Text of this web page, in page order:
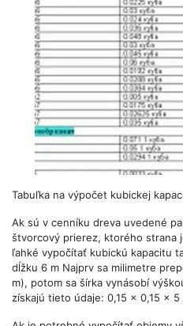
Tabuľka na výpočet kubickej
Ak sú v cenníku dreva uvedené
štvorcový prierez, ktorého strana
ľahké vypočítať kubickú kapacitu
dĺžku 6 m Najprv sa milimetre
m), potom sa šírka vynásobí
získajú tieto údaje: 0,15 x 0,15 x 5